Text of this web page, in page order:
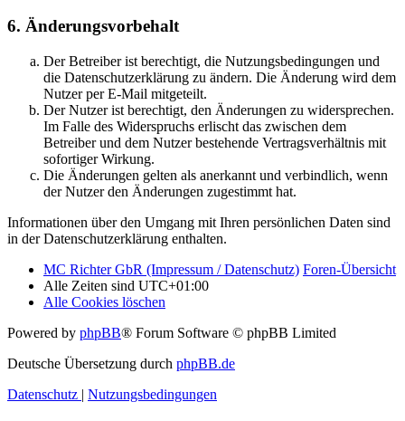
6. Änderungsvorbehalt
Der Betreiber ist berechtigt, die Nutzungsbedingungen und
die Datenschutzerklärung zu ändern. Die Änderung wird dem
Nutzer per E-Mail mitgeteilt.
Der Nutzer ist berechtigt, den Änderungen zu widersprechen.
Im Falle des Widerspruchs erlischt das zwischen dem
Betreiber und dem Nutzer bestehende Vertragsverhältnis mit
sofortiger Wirkung.
Die Änderungen gelten als anerkannt und verbindlich, wenn
der Nutzer den Änderungen zugestimmt hat.
Informationen über den Umgang mit Ihren persönlichen Daten sind
in der Datenschutzerklärung enthalten.
MC Richter GbR (Impressum / Datenschutz) Foren-Übersicht
Alle Zeiten sind UTC+01:00
Alle Cookies löschen
Powered by phpBB® Forum Software © phpBB Limited
Deutsche Übersetzung durch phpBB.de
Datenschutz | Nutzungsbedingungen